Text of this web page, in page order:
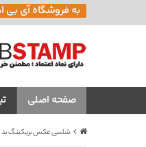
به فروشگاه آی
صفحه اصلی
شاسی عکس بریکینگ بد کد